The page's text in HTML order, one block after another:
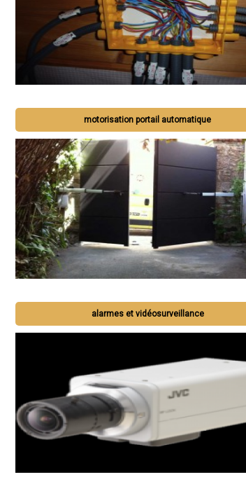
motorisation portail automatique
alarmes et vidéosurveillance